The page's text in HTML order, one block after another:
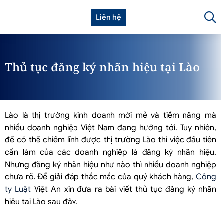
Liên hệ
Thủ tục đăng ký nhãn hiệu tại Lào
Lào là thị trường kinh doanh mới mẻ và tiềm năng mà
nhiều doanh nghiệp Việt Nam đang hướng tới. Tuy nhiên,
để có thể chiếm lĩnh được thị trường Lào thì việc đầu tiên
cần làm của các doanh nghiêp là đăng ký nhãn hiệu.
Nhưng đăng ký nhãn hiệu như nào thì nhiều doanh nghiệp
chưa rõ. Để giải đáp thắc mắc của quý khách hàng, Công
ty Luật Việt An xin đưa ra bài viết thủ tục đăng ký nhãn
hiệu tại Lào sau đây.